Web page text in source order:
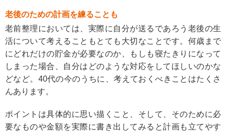
老後のための計画を練ることも
老前整理においては、実際に自分が送るであろう老後の生
活について考えることもとても大切なことです。何歳まで
にどれだけの貯金が必要なのか、もしも寝たきりになって
しまった場合、自分はどのような対応をしてほしいのかな
どなど。40代の今のうちに、考えておくべきことはたくさ
んあります。
ポイントは具体的に思い描くこと、そして、そのために必
要なものや金額を実際に書き出してみると計画も立てやす